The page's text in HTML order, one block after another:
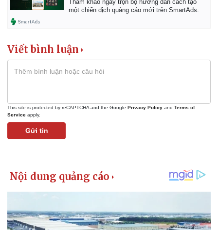
Tham khảo ngay trọn bộ hướng dẫn cách tạo
một chiến dịch quảng cáo mới trên SmartAds.
Viết bình luận
This site is protected by reCAPTCHA and the Google Privacy Policy and Terms of
Service apply.
Gửi tin